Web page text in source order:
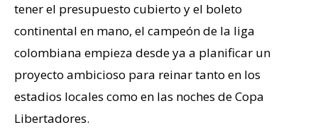
tener el presupuesto cubierto y el boleto
continental en mano, el campeón de la liga
colombiana empieza desde ya a planificar un
proyecto ambicioso para reinar tanto en los
estadios locales como en las noches de Copa
Libertadores.